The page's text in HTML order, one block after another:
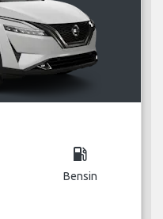
local_gas_station
Bensin